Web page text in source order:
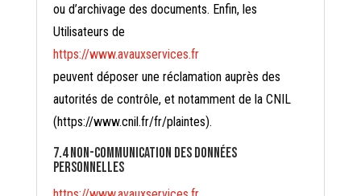
ou d’archivage des documents. Enfin, les
Utilisateurs de
https://www.avauxservices.fr
peuvent déposer une réclamation auprès des
autorités de contrôle, et notamment de la CNIL
(https://www.cnil.fr/fr/plaintes).
7.4 Non-communication des données
personnelles